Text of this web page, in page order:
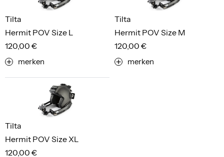
Hermit POV Size L
Tilta
120,00 €
merken
Hermit POV Size M
Tilta
120,00 €
merken
Hermit POV Size XL
Tilta
120,00 €